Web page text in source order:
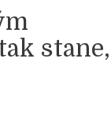
stane,